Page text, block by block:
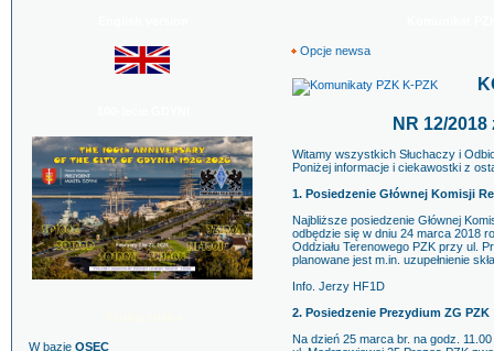
W bazie OSEC
Opcje newsa
NR 12/
Witamy wszystkich Słuchaczy i
Poniżej informacje i ciekawostki z
1. Posiedzenie Głównej Komisji
Najbliższe posiedzenie Głównej
odbędzie się w dniu 24 marca 2018
Oddziału Terenowego PZK przy ul.
planowane jest m.in. uzupełnienie
Info. Jerzy HF1D
2. Posiedzenie Prezydium ZG PZK
Na dzień 25 marca br. na godz.